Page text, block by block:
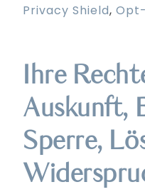
Privacy Shield,
Ihre
Auskunft,
Sperre,